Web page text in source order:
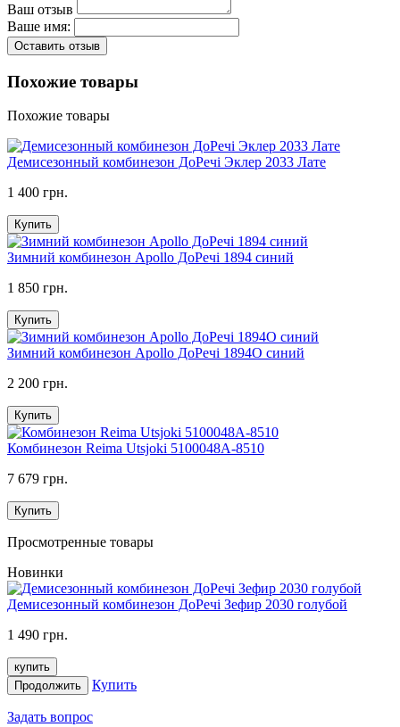
Ваш отзыв
Ваше имя:
Оставить отзыв
Похожие товары
Похожие товары
Демисезонный комбинезон ДоРечі Эклер 2033 Лате
1 400 грн.
Купить
Зимний комбинезон Apollo ДоРечі 1894 синий
1 850 грн.
Купить
Зимний комбинезон Apollo ДоРечі 1894О синий
2 200 грн.
Купить
Комбинезон Reima Utsjoki 5100048A-8510
7 679 грн.
Купить
Просмотренные товары
Новинки
Демисезонный комбинезон ДоРечі Зефир 2030 голубой
1 490 грн.
купить
Продолжить
Купить
Задать вопрос